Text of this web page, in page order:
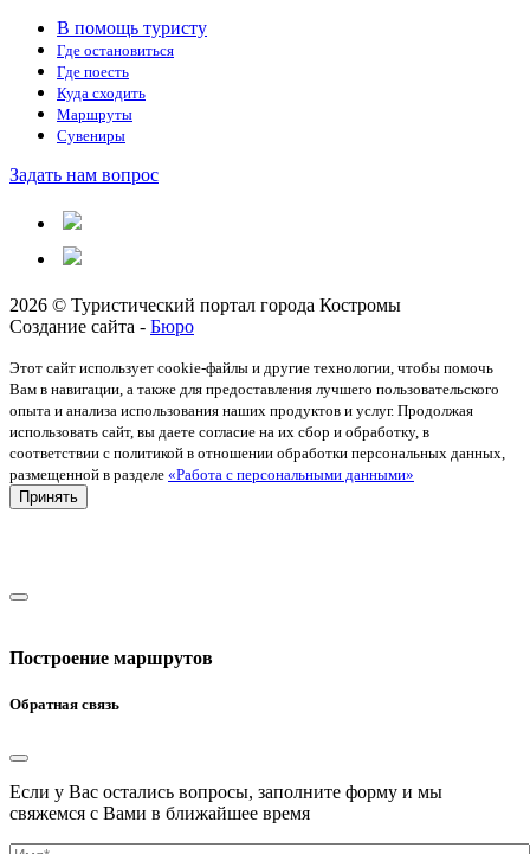
В помощь туристу
Где остановиться
Где поесть
Куда сходить
Маршруты
Сувениры
Задать нам вопрос
2026 © Туристический портал города Костромы
Создание сайта - Бюро
Этот сайт использует cookie-файлы и другие технологии, чтобы помочь
Вам в навигации, а также для предоставления лучшего пользовательского
опыта и анализа использования наших продуктов и услуг. Продолжая
использовать сайт, вы даете согласие на их сбор и обработку, в
соответствии с политикой в отношении обработки персональных данных,
размещенной в разделе «Работа с персональными данными»
Принять
Построение маршрутов
Обратная связь
Если у Вас остались вопросы, заполните форму и мы
свяжемся с Вами в ближайшее время